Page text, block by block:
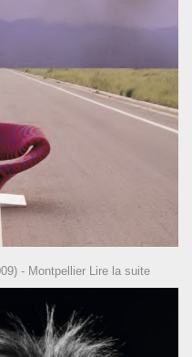
- Montpellier Lire la suite